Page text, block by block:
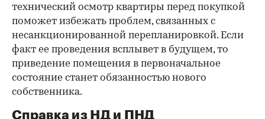
технический осмотр квартиры перед покупкой
поможет избежать проблем, связанных с
несанкционированной перепланировкой. Если
факт ее проведения всплывет в будущем, то
приведение помещения в первоначальное
состояние станет обязанностью нового
собственника.
Справка из НД и ПНД